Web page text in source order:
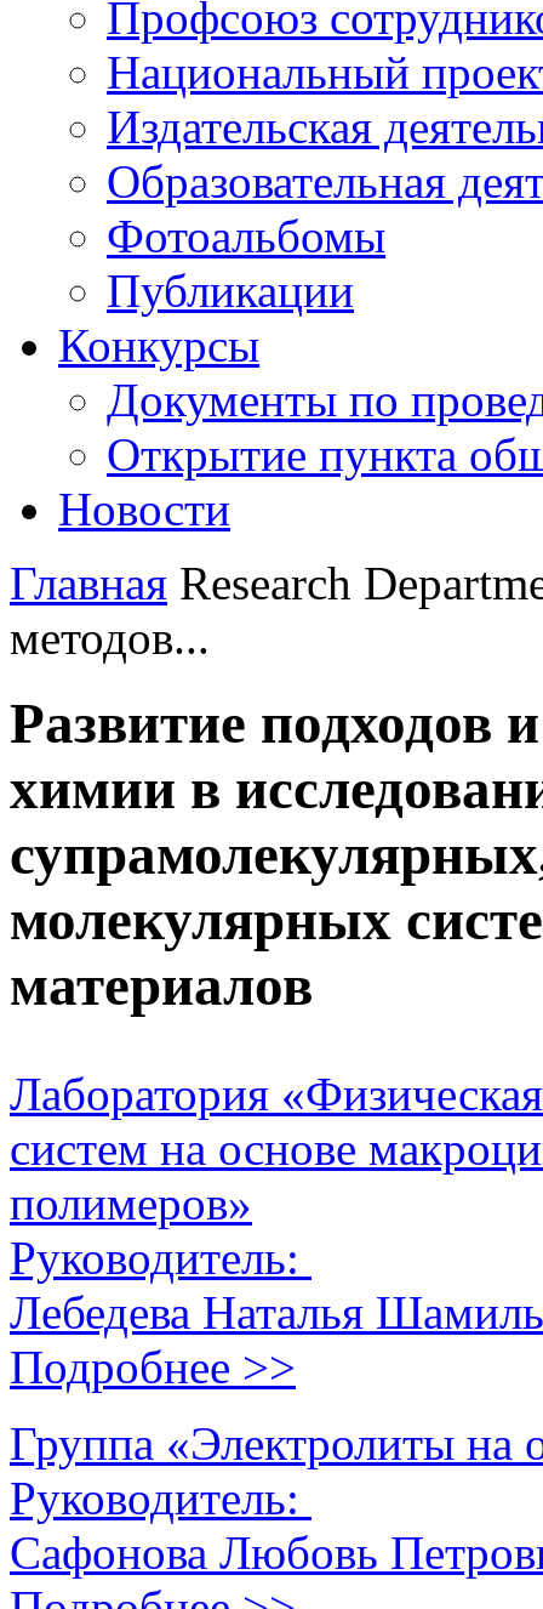
Профсоюз
Национальный
Издательская
Образовательная
Фотоальбомы
Публикации
Конкурсы
Документы по
Открытие пункта
Новости
Главная Research
методов...
Развитие подходов
химии в
молекулярных
материалов
Лаборатория
систем на основе
полимеров»
Руководитель:
Лебедева Наталья
Подробнее >>
Группа «Электролиты на
Руководитель:
Сафонова Любовь